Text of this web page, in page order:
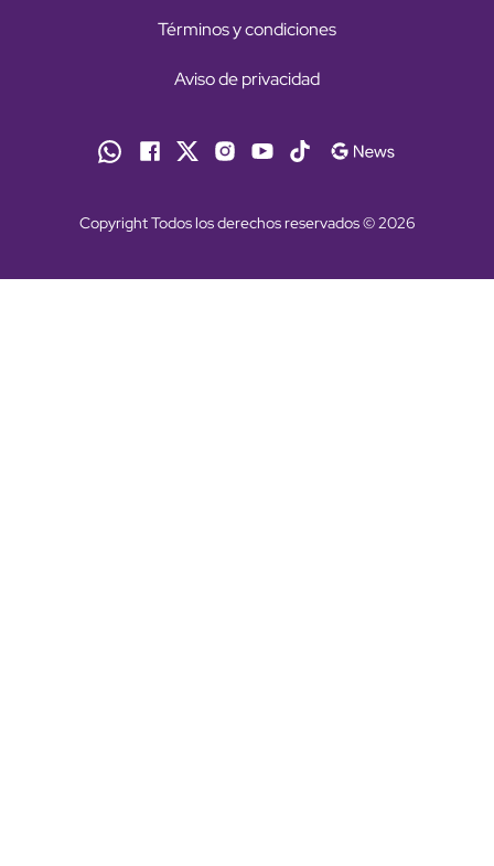
Términos y condiciones
Aviso de privacidad
Copyright Todos los derechos reservados © 2026